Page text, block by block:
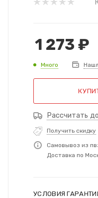
1 273 ₽
Много
Рассчитать
Получить скидку
Самовывоз из
Доставка по
УСЛОВИЯ